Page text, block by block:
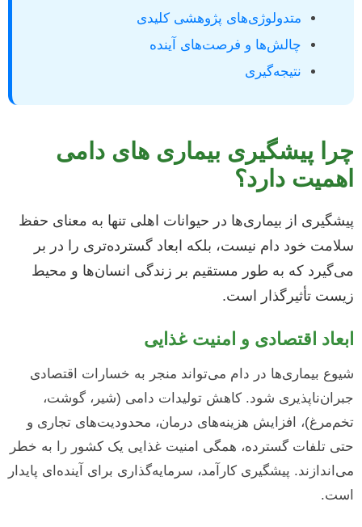
متدولوژی‌های پژوهشی کلیدی
چالش‌ها و فرصت‌های آینده
نتیجه‌گیری
چرا پیشگیری بیماری های دامی
اهمیت دارد؟
پیشگیری از بیماری‌ها در حیوانات اهلی تنها به معنای حفظ
سلامت خود دام نیست، بلکه ابعاد گسترده‌تری را در بر
می‌گیرد که به طور مستقیم بر زندگی انسان‌ها و محیط
زیست تأثیرگذار است.
ابعاد اقتصادی و امنیت غذایی
شیوع بیماری‌ها در دام می‌تواند منجر به خسارات اقتصادی
جبران‌ناپذیری شود. کاهش تولیدات دامی (شیر، گوشت،
تخم‌مرغ)، افزایش هزینه‌های درمان، محدودیت‌های تجاری و
حتی تلفات گسترده، همگی امنیت غذایی یک کشور را به خطر
می‌اندازند. پیشگیری کارآمد، سرمایه‌گذاری برای آینده‌ای پایدار
است.